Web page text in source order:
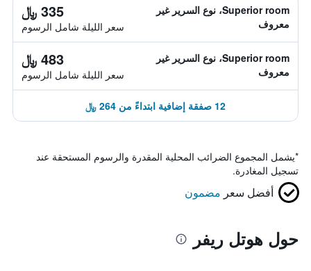
Superior room، نوع السرير غير
معروف
335 ﷼
سعر الليلة شامل الرسوم
Superior room، نوع السرير غير
معروف
483 ﷼
سعر الليلة شامل الرسوم
12 صفقة إضافية ابتداءً من 264 ﷼
*يشمل المجموع الضرائب المحلية المقدرة والرسوم المستحقة عند
تسجيل المغادرة.
أفضل سعر مضمون
حول هوتل ريفر